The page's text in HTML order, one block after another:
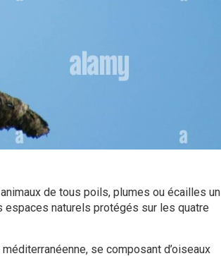
de tous poils, plumes ou écailles un
naturels protégés sur les quatre
se composant d’oiseaux